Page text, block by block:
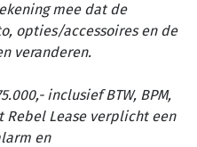
mee dat de
opties/accessoires en de
veranderen.
inclusief BTW, BPM,
Rebel Lease verplicht een
en